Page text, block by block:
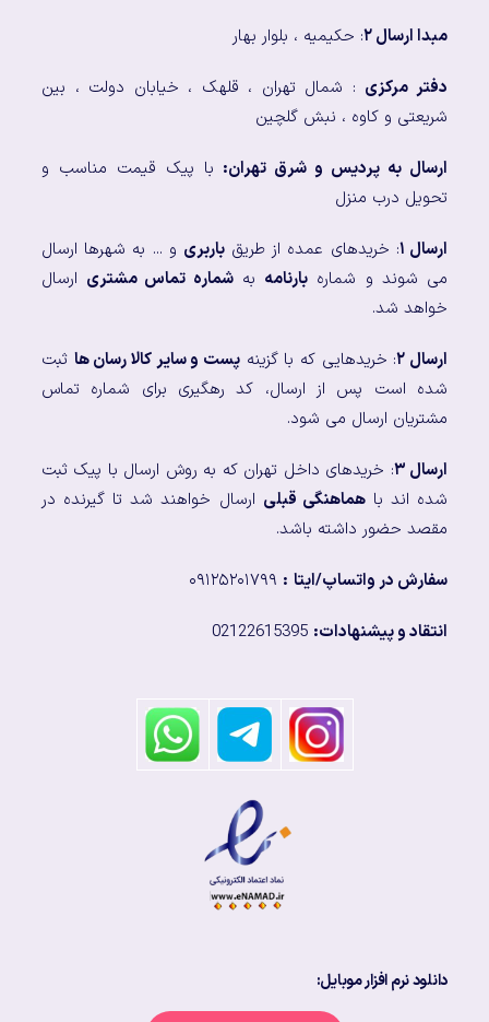
مبدا ارسال ۲ : حکیمیه ، بلوار بهار
دفتر مرکزی : شمال تهران ، قلهک ، خیابان دولت ، بین
شریعتی و کاوه ، نبش گلچین
ارسال به پردیس و شرق تهران: با پیک قیمت مناسب و
تحویل درب منزل
ارسال ۱ : خریدهای عمده از طریقباربری و ... به شهرها ارسال
می شوند و شماره بارنامه بهشماره تماس مشتری ارسال
خواهد شد.
ارسال ۲ : خریدهایی که با گزینه پست و سایر کالا رسان ها ثبت
شده است پس از ارسال، کد رهگیری برای شماره تماس
مشتریان ارسال می شود.
ارسال ۳
: خریدهای داخل تهران که به روش ارسال با پیک ثبت
شده اند باهماهنگی قبلی ارسال خواهند شد تا گیرنده در
مقصد حضور داشته باشد.
سفارش در واتساپ/ایتا :
انتقاد و پیشنهادات:
دانلود نرم افزار موبایل: